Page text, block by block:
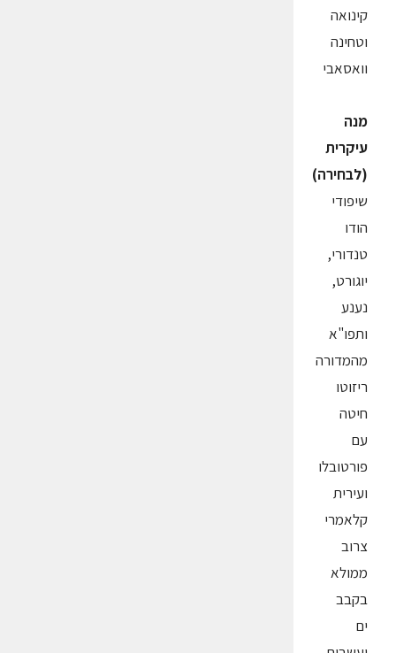
קינואה
וטחינה
וואסאבי
מנה
עיקרית
(לבחירה)
שיפודי
הודו
טנדורי,
יוגורט,
נענע
ותפו"א
מהמדורה
ריזוטו
חיטה
עם
פורטובלו
ועירית
קלאמרי
צרוב
ממולא
בקבב
ים